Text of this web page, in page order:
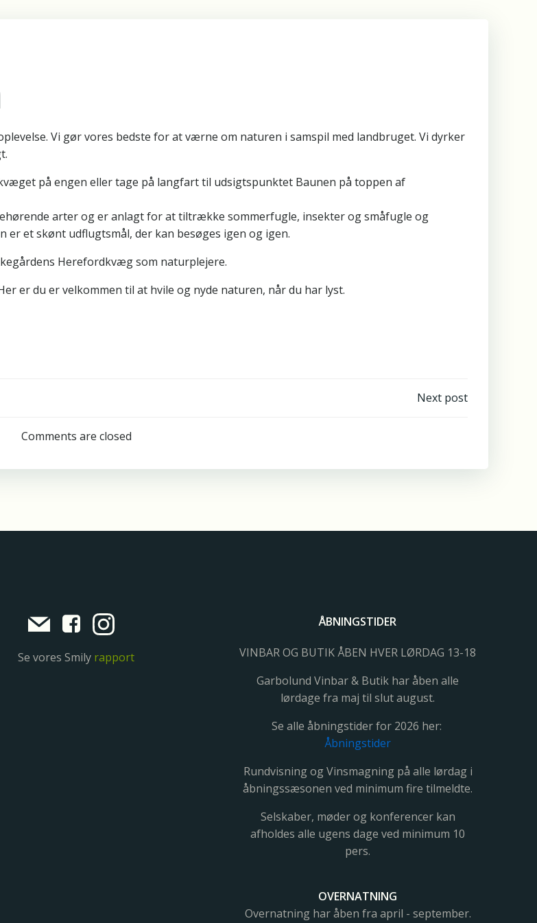
Vi gør vores bedste for at værne om naturen i samspil med landbruget. Vi dyrker
på engen eller tage på langfart til udsigtspunktet Baunen på toppen af
arter og er anlagt for at tiltrække sommerfugle, insekter og småfugle og
et skønt udflugtsmål, der kan besøges igen og igen.
Herefordkvæg som naturplejere.
er du er velkommen til at hvile og nyde naturen, når du har lyst.
Next post
Comments are closed
Se vores Smily rapport
ÅBNINGSTIDER
VINBAR OG BUTIK ÅBEN HVER LØRDAG 13-18
Garbolund Vinbar & Butik har åben alle
lørdage fra maj til slut august.
Se alle åbningstider for 2026 her:
Åbningstider
Rundvisning og Vinsmagning på alle lørdag i
åbningssæsonen ved minimum fire tilmeldte.
Selskaber, møder og konferencer kan
afholdes alle ugens dage ved minimum 10
pers.
OVERNATNING
Overnatning har åben fra april - september.